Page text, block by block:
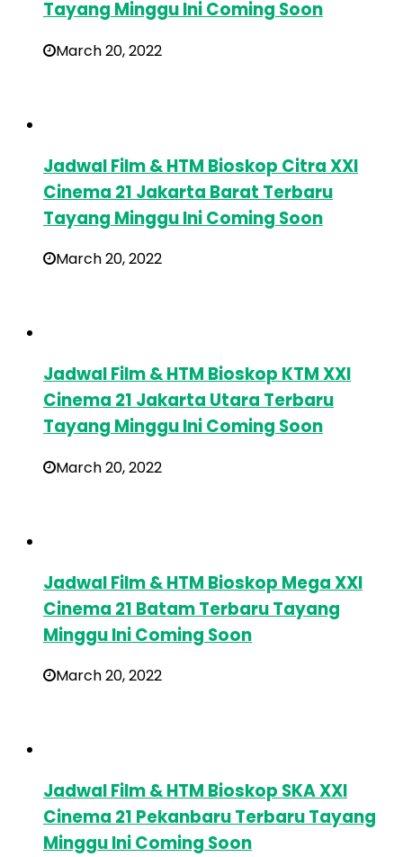
Tayang Minggu Ini Coming Soon
March 20, 2022
Jadwal Film & HTM Bioskop Citra XXI
Cinema 21 Jakarta Barat Terbaru
Tayang Minggu Ini Coming Soon
March 20, 2022
Jadwal Film & HTM Bioskop KTM XXI
Cinema 21 Jakarta Utara Terbaru
Tayang Minggu Ini Coming Soon
March 20, 2022
Jadwal Film & HTM Bioskop Mega XXI
Cinema 21 Batam Terbaru Tayang
Minggu Ini Coming Soon
March 20, 2022
Jadwal Film & HTM Bioskop SKA XXI
Cinema 21 Pekanbaru Terbaru Tayang
Minggu Ini Coming Soon